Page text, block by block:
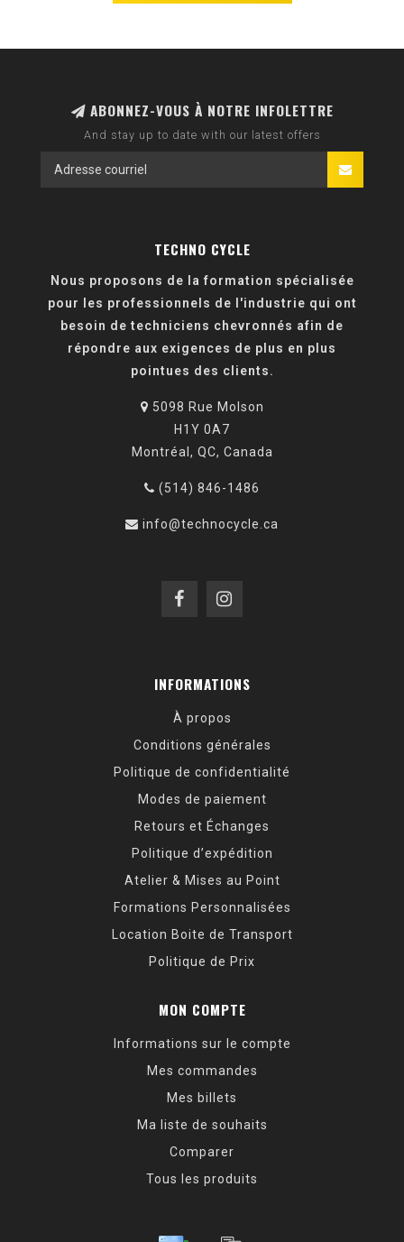
ABONNEZ-VOUS À NOTRE INFOLETTRE
And stay up to date with our latest offers
TECHNO CYCLE
Nous proposons de la formation spécialisée
pour les professionnels de l'industrie qui ont
besoin de techniciens chevronnés afin de
répondre aux exigences de plus en plus
pointues des clients.
5098 Rue Molson
H1Y 0A7
Montréal, QC, Canada
(514) 846-1486
info@technocycle.ca
INFORMATIONS
À propos
Conditions générales
Politique de confidentialité
Modes de paiement
Retours et Échanges
Politique d’expédition
Atelier & Mises au Point
Formations Personnalisées
Location Boite de Transport
Politique de Prix
MON COMPTE
Informations sur le compte
Mes commandes
Mes billets
Ma liste de souhaits
Comparer
Tous les produits